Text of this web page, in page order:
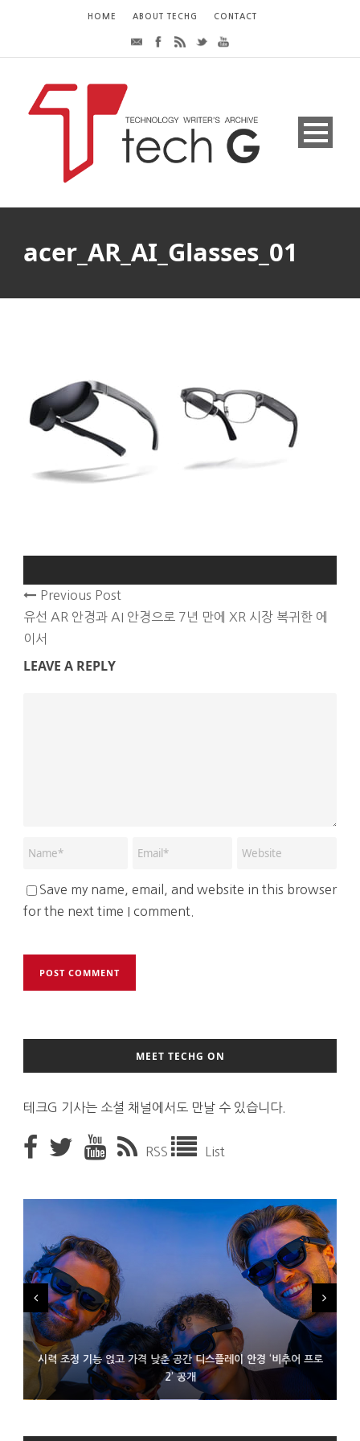
HOME ABOUT TECHG CONTACT
acer_AR_AI_Glasses_01
Previous Post
유선 AR 안경과 AI 안경으로 7년 만에 XR 시장 복귀한 에
이서
LEAVE A REPLY
Save my name, email, and website in this browser
for the next time I comment.
MEET TECHG ON
테크G 기사는 소셜 채널에서도 만날 수 있습니다.
RSS List
시력 조정 기능 얹고 가격 낮춘 공간 디스플레이 안경 ‘비추어 프로
2’ 공개
D램 부족에 10억달러어치 아이폰18 프로세서 패키징 대기 중
300~400달러 반지형 스피커 준비하는 오픈AI